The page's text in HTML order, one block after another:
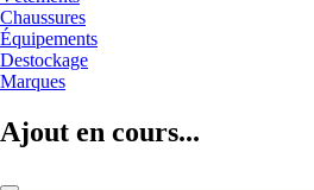
Chaussures
Équipements
Destockage
Marques
Ajout en cours...